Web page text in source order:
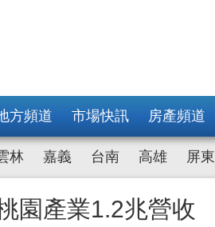
方頻道 市場快訊 房產頻道
林 嘉義 台南 高雄 屏東
園產業1.2兆營收